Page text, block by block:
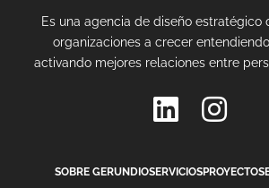
Es una agencia de diseño estratégico
organizaciones a crecer
activando mejores relaciones entre
SOBRE GERUNDIOSERVICIOSPROYECTOS